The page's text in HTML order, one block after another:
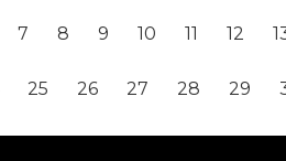
7 8 9 10 11 12
25 26 27 28 29